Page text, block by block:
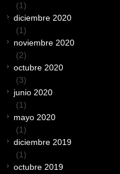
(1)
diciembre 2020
(1)
noviembre 2020
(2)
octubre 2020
(3)
junio 2020
(1)
mayo 2020
(1)
diciembre 2019
(1)
octubre 2019